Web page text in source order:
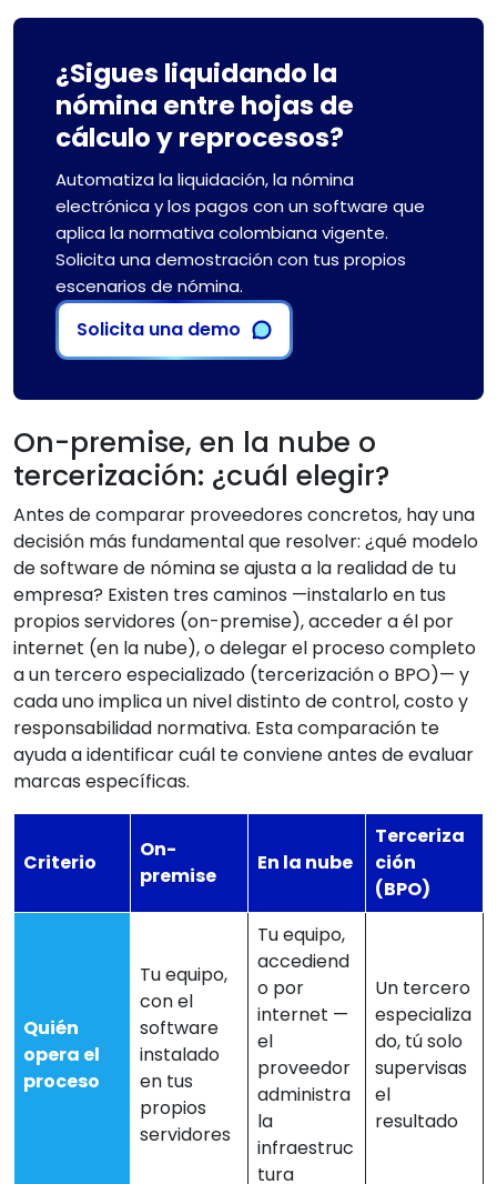
¿Sigues liquidando la
nómina entre hojas de
cálculo y reprocesos?
Automatiza la liquidación, la nómina
electrónica y los pagos con un software que
aplica la normativa colombiana vigente.
Solicita una demostración con tus propios
escenarios de nómina.
Solicita una demo
On-premise, en la nube o
tercerización: ¿cuál elegir?
Antes de comparar proveedores concretos, hay una
decisión más fundamental que resolver: ¿qué modelo
de software de nómina se ajusta a la realidad de tu
empresa? Existen tres caminos —instalarlo en tus
propios servidores (on-premise), acceder a él por
internet (en la nube), o delegar el proceso completo
a un tercero especializado (tercerización o BPO)— y
cada uno implica un nivel distinto de control, costo y
responsabilidad normativa. Esta comparación te
ayuda a identificar cuál te conviene antes de evaluar
marcas específicas.
Criterio
On-
premise
En la nube
Terceriza
ción
(BPO)
Quién
opera el
proceso
Tu equipo,
con el
software
instalado
en tus
propios
servidores
Tu equipo,
accediend
o por
internet —
el
proveedor
administra
la
infraestruc
tura
Un tercero
especializa
do, tú solo
supervisas
el
resultado